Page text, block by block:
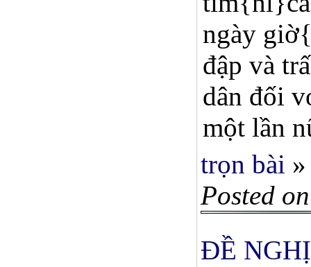
ngày
đập và
dân đối
một lần
trọn bài »
Posted
ĐỀ